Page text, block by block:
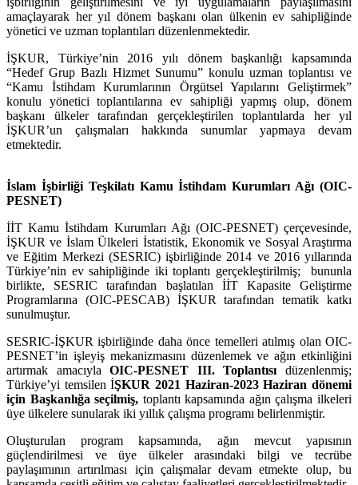
amaçlayarak her yıl dönem başkanı olan ülkenin ev sahipliğinde
yönetici ve uzman toplantıları düzenlenmektedir.
İŞKUR, Türkiye’nin 2016 yılı dönem başkanlığı kapsamında
“Hedef Grup Bazlı Hizmet Sunumu” konulu uzman toplantısı ve
“Kamu İstihdam Kurumlarının Örgütsel Yapılarını Geliştirmek”
konulu yönetici toplantılarına ev sahipliği yapmış olup, dönem
başkanı ülkeler tarafından gerçekleştirilen toplantılarda her yıl
İŞKUR’un çalışmaları hakkında sunumlar yapmaya devam
etmektedir.
İslam İşbirliği Teşkilatı Kamu İstihdam Kurumları Ağı (OIC-
PESNET)
İİT Kamu İstihdam Kurumları Ağı (OIC-PESNET) çerçevesinde,
İŞKUR ve İslam Ülkeleri İstatistik, Ekonomik ve Sosyal Araştırma
ve Eğitim Merkezi (SESRIC) işbirliğinde 2014 ve 2016 yıllarında
Türkiye’nin ev sahipliğinde iki toplantı gerçekleştirilmiş; bununla
birlikte, SESRIC tarafından başlatılan İİT Kapasite Geliştirme
Programlarına (OIC-PESCAB) İŞKUR tarafından tematik katkı
sunulmuştur.
SESRIC-İŞKUR işbirliğinde daha önce temelleri atılmış olan OIC-
PESNET’in işleyiş mekanizmasını düzenlemek ve ağın etkinliğini
artırmak amacıylaOIC-PESNET III. Toplantısı düzenlenmiş;
Türkiye’yi temsilen İŞKUR 2021 Haziran-2023 Haziran dönemi
için Başkanlığa seçilmiş, toplantı kapsamında ağın çalışma ilkeleri
üye ülkelere sunularak iki yıllık çalışma programı belirlenmiştir.
Oluşturulan program kapsamında, ağın mevcut yapısının
güçlendirilmesi ve üye ülkeler arasındaki bilgi ve tecrübe
paylaşımının artırılması için çalışmalar devam etmekte olup, bu